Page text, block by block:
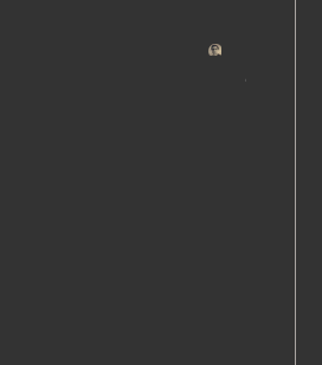
Carvajal